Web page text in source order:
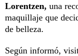
Lorentzen, una
maquillaje que
de belleza.
Según informó,